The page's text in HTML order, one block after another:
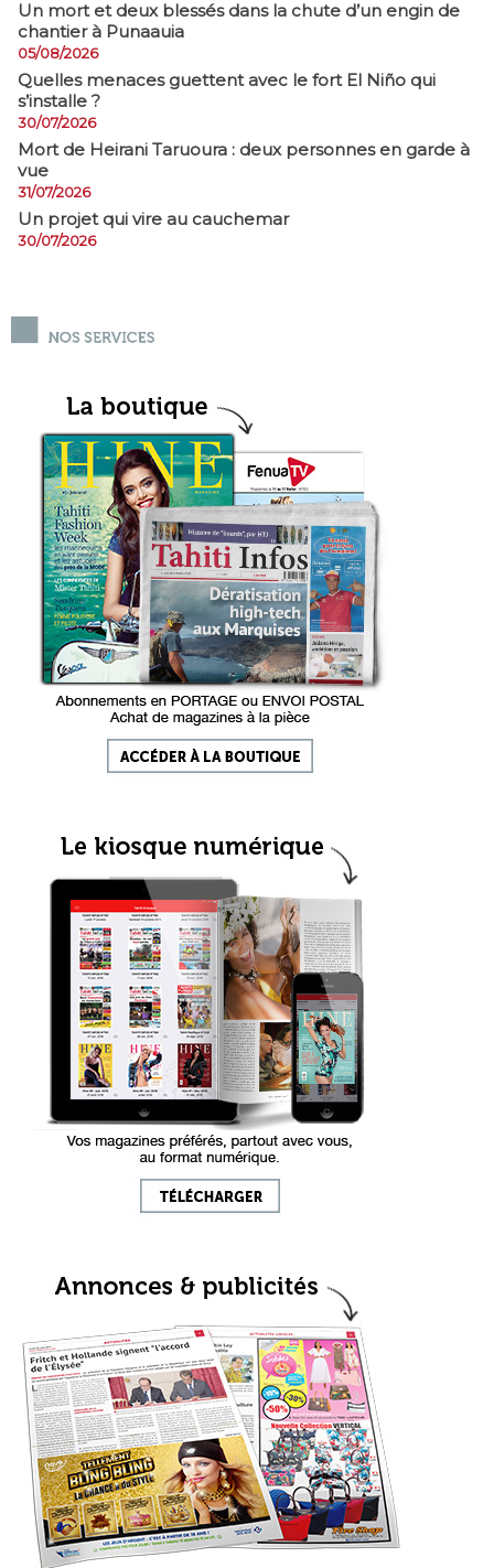
​Un mort et deux blessés dans la chute d’un engin de
chantier à Punaauia
05/08/2026
Quelles menaces guettent avec le fort El Niño qui
s’installe ?
30/07/2026
Mort de Heirani Taruoura : deux personnes en garde à
vue
31/07/2026
Un projet qui vire au cauchemar
30/07/2026